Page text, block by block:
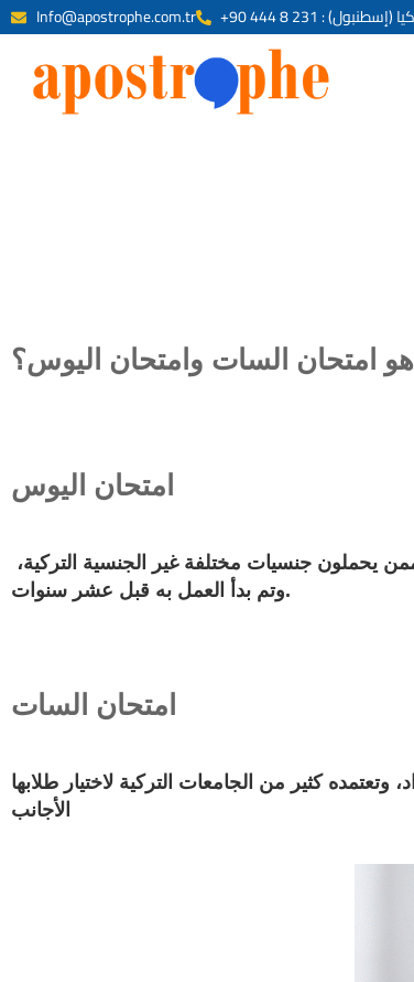
Info@apostrophe.com.tr : فرع تركيا (إسطنبول)
امتحان السات وامتحان اليوس؟
امتحان اليوس
وتم بدأ العمل به قبل عشر سنوات.
امتحان السات
كثير من الجامعات التركية لاختيار طلابها
الأجانب